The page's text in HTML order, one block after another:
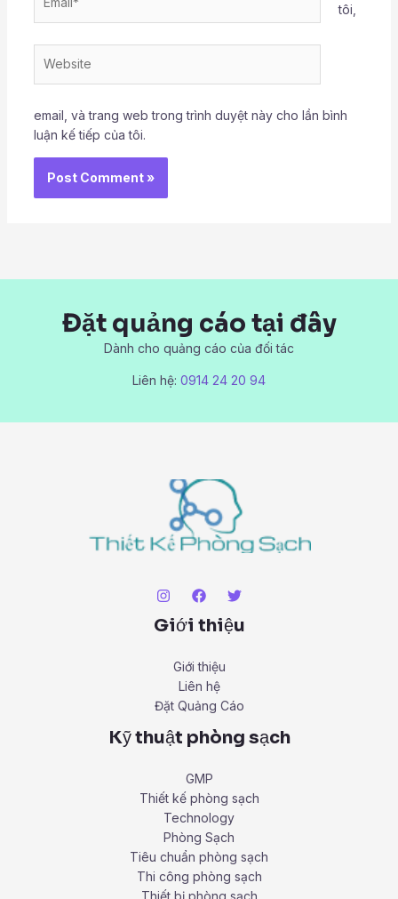
tôi,
email, và trang web trong trình duyệt này cho lần bình
luận kế tiếp của tôi.
Đặt quảng cáo tại đây
Dành cho quảng cáo của đối tác
Liên hệ: 0914 24 20 94
Giới thiệu
Giới thiệu
Liên hệ
Đặt Quảng Cáo
Kỹ thuật phòng sạch
GMP
Thiết kế phòng sạch
Technology
Phòng Sạch
Tiêu chuẩn phòng sạch
Thi công phòng sạch